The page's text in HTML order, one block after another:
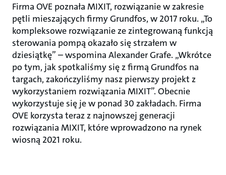
Firma OVE poznała MIXIT, rozwiązanie w zakresie
pętli mieszających firmy Grundfos, w 2017 roku. „To
kompleksowe rozwiązanie ze zintegrowaną funkcją
sterowania pompą okazało się strzałem w
dziesiątkę” – wspomina Alexander Grafe. „Wkrótce
po tym, jak spotkaliśmy się z firmą Grundfos na
targach, zakończyliśmy nasz pierwszy projekt z
wykorzystaniem rozwiązania MIXIT”. Obecnie
wykorzystuje się je w ponad 30 zakładach. Firma
OVE korzysta teraz z najnowszej generacji
rozwiązania MIXIT, które wprowadzono na rynek
wiosną 2021 roku.